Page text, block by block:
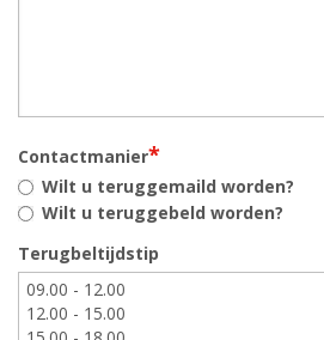
Contactmanier*
Wilt u teruggemaild worden?
Wilt u teruggebeld worden?
Terugbeltijdstip